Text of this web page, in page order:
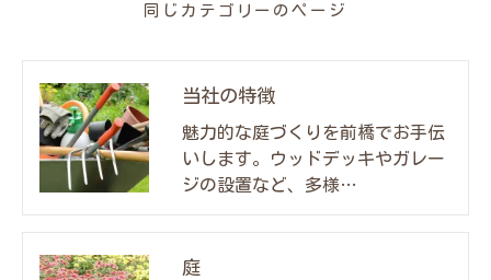
同じカテゴリーのページ
当社の特徴
魅力的な庭づくりを前橋でお手伝
いします。ウッドデッキやガレー
ジの設置など、多様…
庭